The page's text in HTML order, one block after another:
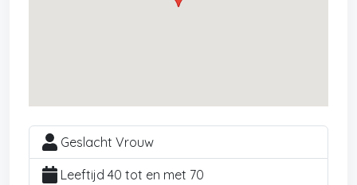
Geslacht Vrouw
Leeftijd 40 tot en met 70